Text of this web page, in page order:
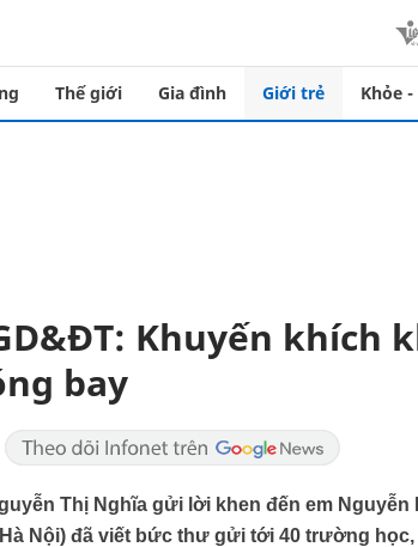
Thế giới Gia đình Giới trẻ Khỏe
Khuyến khích
bay
Thị Nghĩa gửi lời khen đến em Nguyễn
Nội) đã viết bức thư gửi tới 40 trường